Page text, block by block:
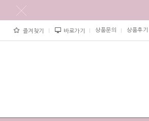
즐겨찾기 바로가기 상품문의 상품후기